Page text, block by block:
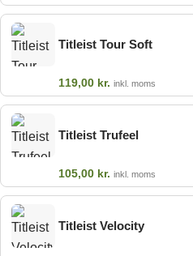
Titleist Tour Soft
119,00 kr. inkl. moms
Titleist Trufeel
105,00 kr. inkl. moms
Titleist Velocity